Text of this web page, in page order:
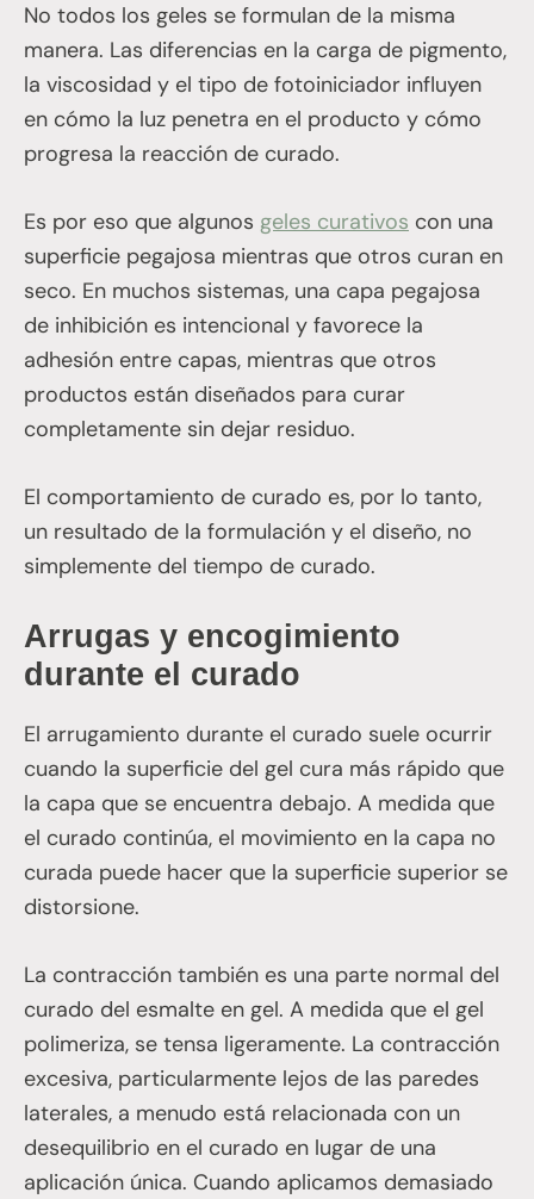
No todos los geles se formulan de la misma
manera. Las diferencias en la carga de pigmento,
la viscosidad y el tipo de fotoiniciador influyen
en cómo la luz penetra en el producto y cómo
progresa la reacción de curado.
Es por eso que algunos geles curativos con una
superficie pegajosa mientras que otros curan en
seco. En muchos sistemas, una capa pegajosa
de inhibición es intencional y favorece la
adhesión entre capas, mientras que otros
productos están diseñados para curar
completamente sin dejar residuo.
El comportamiento de curado es, por lo tanto,
un resultado de la formulación y el diseño, no
simplemente del tiempo de curado.
Arrugas y encogimiento
durante el curado
El arrugamiento durante el curado suele ocurrir
cuando la superficie del gel cura más rápido que
la capa que se encuentra debajo. A medida que
el curado continúa, el movimiento en la capa no
curada puede hacer que la superficie superior se
distorsione.
La contracción también es una parte normal del
curado del esmalte en gel. A medida que el gel
polimeriza, se tensa ligeramente. La contracción
excesiva, particularmente lejos de las paredes
laterales, a menudo está relacionada con un
desequilibrio en el curado en lugar de una
aplicación única. Cuando aplicamos demasiado